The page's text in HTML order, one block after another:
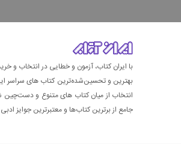
با ایران کتاب، آزمون و خطایی در انتخاب و
بهترین و تحسین‌شده‌ترین کتاب‌ های سراسر
انتخاب از میان کتاب های متنوع و دست‌چین
جامع از برترین کتاب‌ها و معتبرترین جوایز